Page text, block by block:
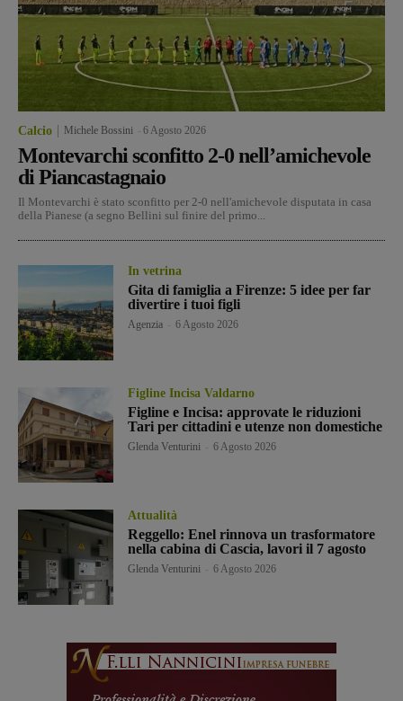
Calcio Michele Bossini 6 Agosto 2026
Montevarchi sconfitto 2-0 nell’amichevole
di Piancastagnaio
Il Montevarchi è stato sconfitto per 2-0 nell'amichevole disputata in casa
della Pianese (a segno Bellini sul finire del primo...
In vetrina
Gita di famiglia a Firenze: 5 idee per far
divertire i tuoi figli
Agenzia 6 Agosto 2026
Figline Incisa Valdarno
Figline e Incisa: approvate le riduzioni
Tari per cittadini e utenze non domestiche
Glenda Venturini 6 Agosto 2026
Attualità
Reggello: Enel rinnova un trasformatore
nella cabina di Cascia, lavori il 7 agosto
Glenda Venturini 6 Agosto 2026